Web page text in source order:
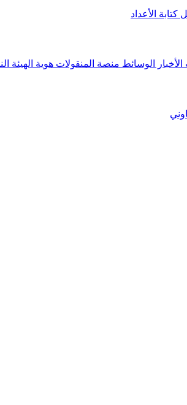
كتابة الأعداد
الأخبار الوسائط منصة المنقولات هوية الهيئة